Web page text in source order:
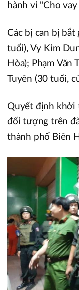
hành vi "Cho
Các bị can bị
tuổi), Vy Kim
Hòa); Phạm Văn
Tuyên (30 tuổi,
Quyết định khởi
đối tượng trên
thành phố Biên